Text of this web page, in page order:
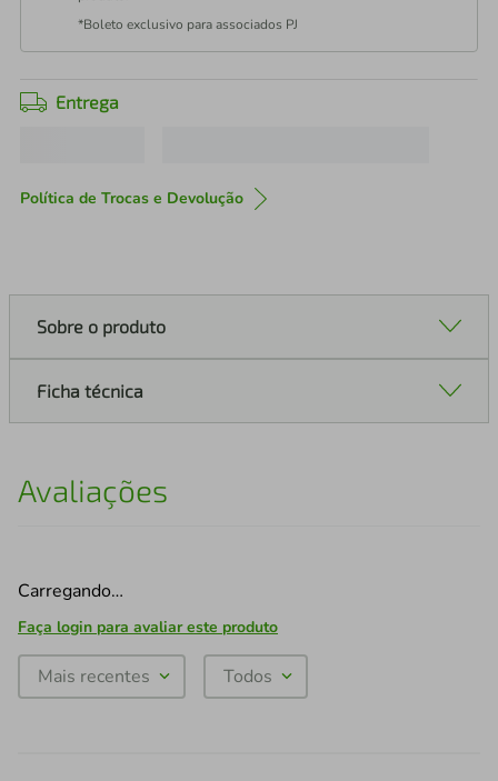
*Boleto exclusivo para associados PJ
Entrega
Política de Trocas e Devolução
Sobre o produto
Ficha técnica
Avaliações
Carregando…
Faça login para avaliar este produto
Mais recentes Todos